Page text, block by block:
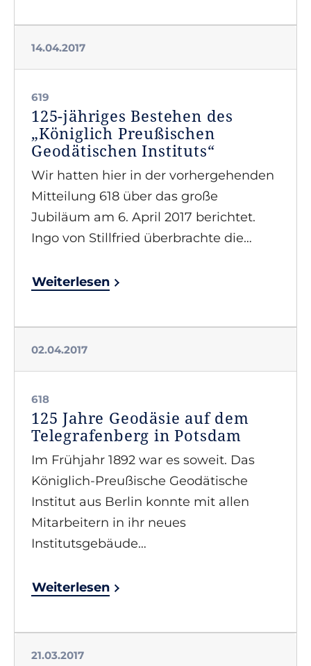
14.04.2017
619
125-jähriges Bestehen des
„Königlich Preußischen
Geodätischen Instituts“
Wir hatten hier in der vorhergehenden
Mitteilung 618 über das große
Jubiläum am 6. April 2017 berichtet.
Ingo von Stillfried überbrachte die…
Weiterlesen
02.04.2017
618
125 Jahre Geodäsie auf dem
Telegrafenberg in Potsdam
Im Frühjahr 1892 war es soweit. Das
Königlich-Preußische Geodätische
Institut aus Berlin konnte mit allen
Mitarbeitern in ihr neues
Institutsgebäude…
Weiterlesen
21.03.2017